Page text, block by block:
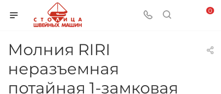
0
Молния RIRI
неразъемная
потайная 1-замковая